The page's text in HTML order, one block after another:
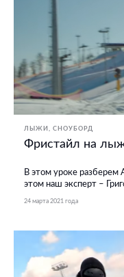
ЛЫЖИ СНОУБОРД
Фристайл на
В этом уроке
этом наш эксперт –
24 марта 2021 года